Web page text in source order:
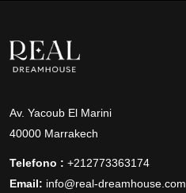
Av. Yacoub El Marini
40000 Marrakech
Telefono : +212773363174
Email: info@real-dreamhouse.com